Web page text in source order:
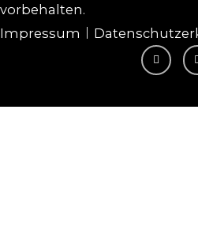
vorbehalten.
Impressum
I
n
s
g